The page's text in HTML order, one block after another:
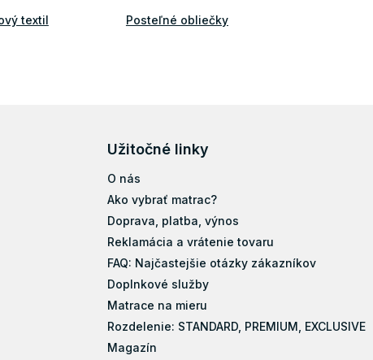
textil Posteľné obliečky
Užitočné linky
O nás
Ako vybrať matrac?
Doprava, platba, výnos
Reklamácia a vrátenie tovaru
FAQ: Najčastejšie otázky zákazníkov
Doplnkové služby
Matrace na mieru
Rozdelenie: STANDARD, PREMIUM, EXCLUSIVE
Magazín